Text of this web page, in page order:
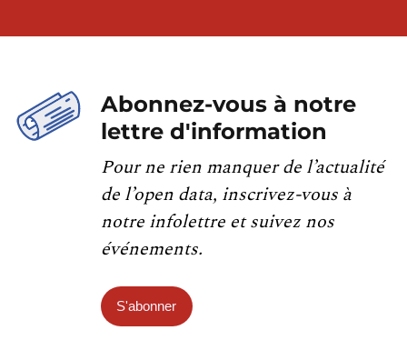
Abonnez-vous à notre
lettre d'information
Pour ne rien manquer de l’actualité
de l’open data, inscrivez-vous à
notre infolettre et suivez nos
événements.
S'abonner